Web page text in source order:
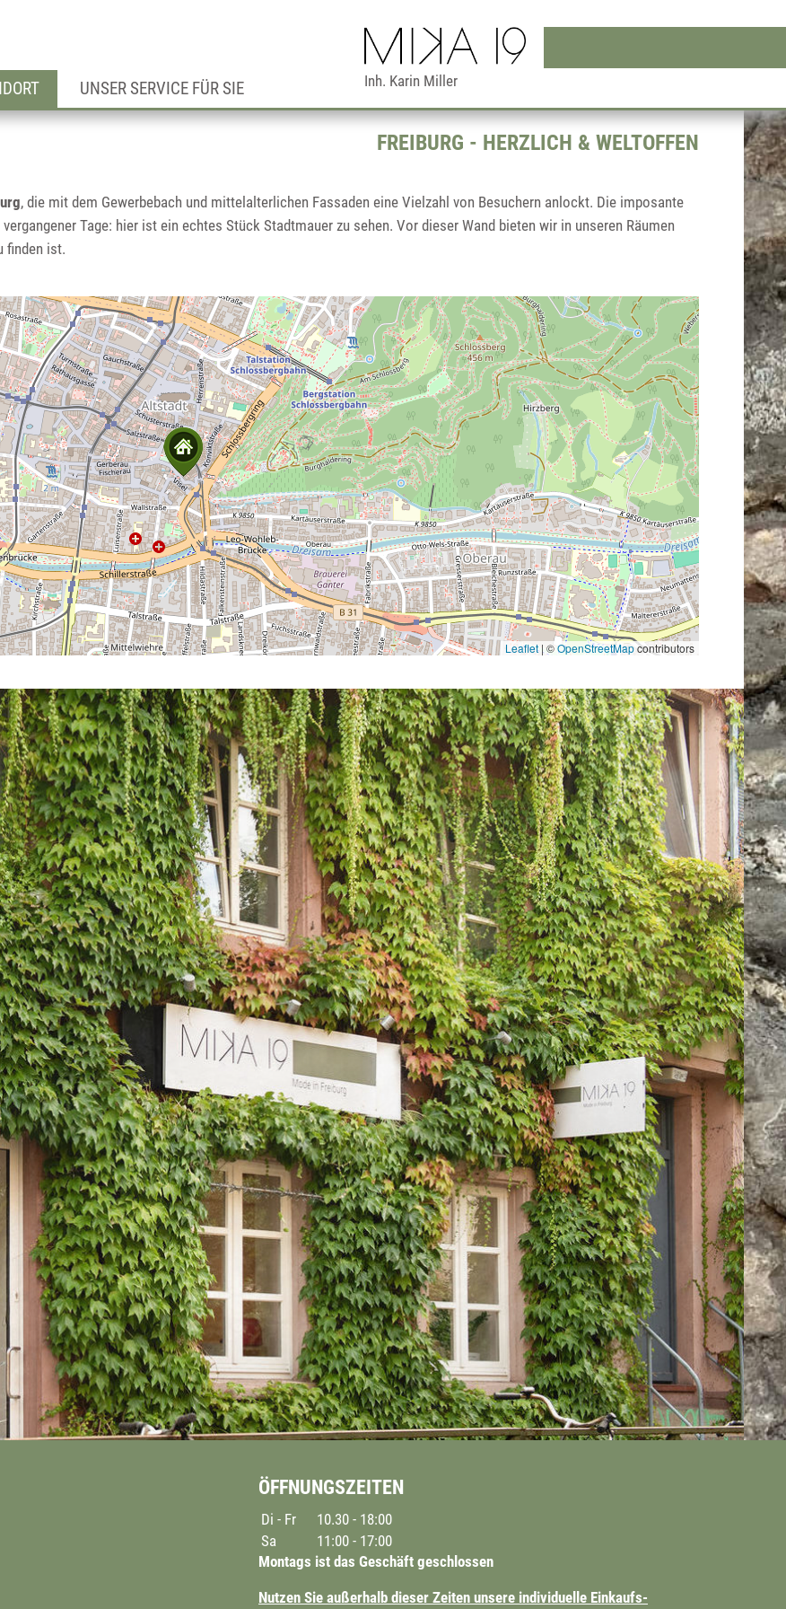
Inh. Karin Miller
UNSER SERVICE FÜR SIE
FREIBURG - HERZLICH & WELTOFFEN
, die mit dem Gewerbebach und mittelalterlichen Fassaden eine Vielzahl von Besuchern anlockt. Die imposante
Tage: hier ist ein echtes Stück Stadtmauer zu sehen. Vor dieser Wand bieten wir in unseren Räumen
finden ist.
ÖFFNUNGSZEITEN
Di - Fr
10.30 - 18:00
Sa
11:00 - 17:00
Montags ist das Geschäft geschlossen
Nutzen Sie außerhalb dieser Zeiten unsere individuelle Einkaufs-